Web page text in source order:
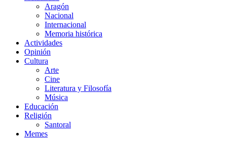
Aragón
Nacional
Internacional
Memoria histórica
Actividades
Opinión
Cultura
Arte
Cine
Literatura y Filosofía
Música
Educación
Religión
Santoral
Memes